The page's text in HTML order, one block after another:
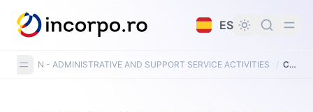
principal
ES
N - ADMINISTRATIVE AND SUPPORT SERVICE ACTIVITIES / CAEN Code 7732: Renting and leasing of construction and civil engineering machinery and equipment